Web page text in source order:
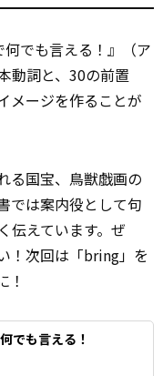
でも言える！』（ア
動詞と、30の前置
メージを作ることが
る国宝、鳥獣戯画の
では案内役として句
伝えています。ぜ
！次回は「bring」を
！
でも言える！